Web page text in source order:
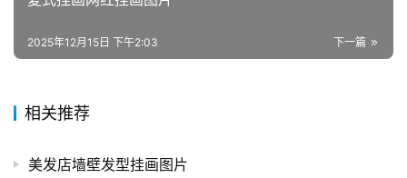
下一篇
2025年12月15日 下午2:03
相关推荐
美发店墙壁发型挂画图片